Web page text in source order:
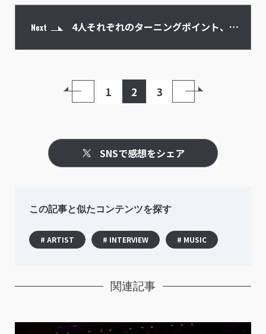
Next 4人それぞれのターニングポイント、そ
1 2 3
SNSで感想をシェア
この記事と似たコンテンツを探す
# ARTIST # INTERVIEW # MUSIC
関連記事